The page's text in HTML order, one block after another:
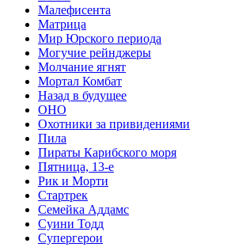
Малефисента
Матрица
Мир Юрского периода
Могучие рейнджеры
Молчание ягнят
Мортал Комбат
Назад в будущее
ОНО
Охотники за привидениями
Пила
Пираты Карибского моря
Пятница, 13-е
Рик и Морти
Стартрек
Семейка Аддамс
Суини Тодд
Супергерои